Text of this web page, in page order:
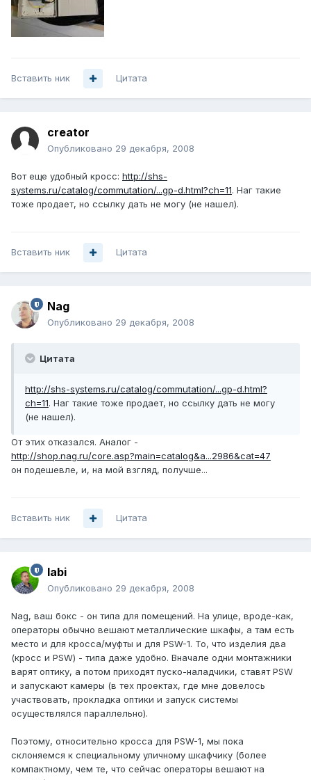
Вставить ник Цитата
creator
Опубликовано 29 декабря, 2008
Вот еще удобный кросс: http://shs-
systems.ru/catalog/commutation/...gp-d.html?ch=11. Наг такие
тоже продает, но ссылку дать не могу (не нашел).
Вставить ник Цитата
Nag
Опубликовано 29 декабря, 2008
Цитата
http://shs-systems.ru/catalog/commutation/...gp-d.html?
ch=11. Наг такие тоже продает, но ссылку дать не могу
(не нашел).
От этих отказался. Аналог -
http://shop.nag.ru/core.asp?main=catalog&a...2986&cat=47
он подешевле, и, на мой взгляд, получше...
Вставить ник Цитата
labi
Опубликовано 29 декабря, 2008
Nag, ваш бокс - он типа для помещений. На улице, вроде-как,
операторы обычно вешают металлические шкафы, а там есть
место и для кросса/муфты и для PSW-1. То, что изделия два
(кросс и PSW) - типа даже удобно. Вначале одни монтажники
варят оптику, а потом приходят пуско-наладчики, ставят PSW
и запускают камеры (в тех проектах, где мне довелось
участвовать, прокладка оптики и запуск системы
осуществлялся параллельно).
Поэтому, относительно кросса для PSW-1, мы пока
склоняемся к специальному уличному шкафчику (более
компактному, чем те, что сейчас операторы вешают на